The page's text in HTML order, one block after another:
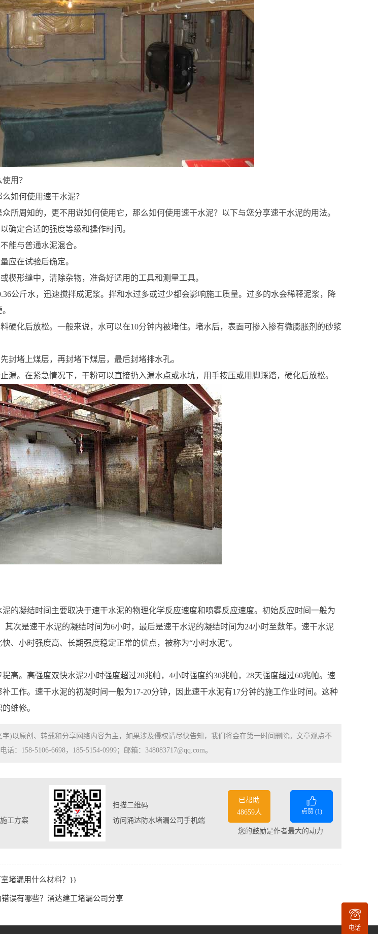
用？
如何使用速干水泥？
所周知的，更不用说如何使用它，那么如何使用速干水泥？以下与您分享速干水泥的用法。
确定合适的强度等级和操作时间。
能与普通水泥混合。
应在试验后确定。
楔形缝中，清除杂物，准备好适用的工具和测量工具。
公斤水，迅速搅拌成泥浆。拌和水过多或过少都会影响施工质量。过多的水会稀释泥浆，降
硬化后放松。一般来说，水可以在10分钟内被堵住。堵水后，表面可掺入掺有微膨胀剂的砂浆
封堵上煤层，再封堵下煤层，最后封堵排水孔。
漏。在紧急情况下，干粉可以直接扔入漏水点或水坑，用手按压或用脚踩踏，硬化后放松。
的凝结时间主要取决于速干水泥的物理化学反应速度和喷雾反应速度。初始反应时间一般为
其次是速干水泥的凝结时间为6小时，最后是速干水泥的凝结时间为24小时至数年。速干水泥
、小时强度高、长期强度稳定正常的优点，被称为“小时水泥”。
高。高强度双快水泥2小时强度超过20兆帕，4小时强度约30兆帕，28天强度超过60兆帕。速
工作。速干水泥的初凝时间一般为17-20分钟，因此速干水泥有17分钟的施工作业时间。这种
维修。
)以原创、转载和分享网络内容为主，如果涉及侵权请尽快告知，我们将会在第一时间删除。文章观点不
：158-5106-6698，185-5154-0999；邮箱：348083717@qq.com。
工方案
扫描二维码
访问涌达防水堵漏公司手机端
已帮助
48659人
点赞 (1)
您的鼓励是作者最大的动力
堵漏用什么材料？}}
误有哪些？涌达建工堵漏公司分享
电话